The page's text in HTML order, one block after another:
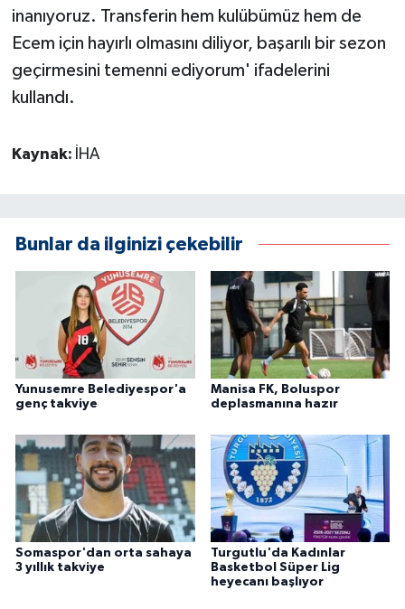
inanıyoruz. Transferin hem kulübümüz hem de
Ecem için hayırlı olmasını diliyor, başarılı bir sezon
geçirmesini temenni ediyorum' ifadelerini
kullandı.
Kaynak: İHA
Bunlar da ilginizi çekebilir
Yunusemre Belediyespor'a
genç takviye
Manisa FK, Boluspor
deplasmanına hazır
Somaspor'dan orta sahaya
3 yıllık takviye
Turgutlu'da Kadınlar
Basketbol Süper Lig
heyecanı başlıyor